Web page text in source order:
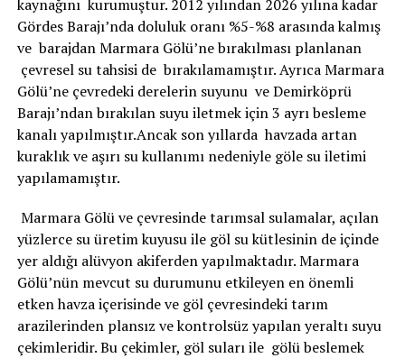
kaynağını kurumuştur. 2012 yılından 2026 yılına kadar
Gördes Barajı’nda doluluk oranı %5-%8 arasında kalmış
ve barajdan Marmara Gölü’ne bırakılması planlanan
çevresel su tahsisi de bırakılamamıştır. Ayrıca Marmara
Gölü’ne çevredeki derelerin suyunu ve Demirköprü
Barajı’ndan bırakılan suyu iletmek için 3 ayrı besleme
kanalı yapılmıştır.Ancak son yıllarda havzada artan
kuraklık ve aşırı su kullanımı nedeniyle göle su iletimi
yapılamamıştır.
Marmara Gölü ve çevresinde tarımsal sulamalar, açılan
yüzlerce su üretim kuyusu ile göl su kütlesinin de içinde
yer aldığı alüvyon akiferden yapılmaktadır. Marmara
Gölü’nün mevcut su durumunu etkileyen en önemli
etken havza içerisinde ve göl çevresindeki tarım
arazilerinden plansız ve kontrolsüz yapılan yeraltı suyu
çekimleridir. Bu çekimler, göl suları ile gölü beslemek